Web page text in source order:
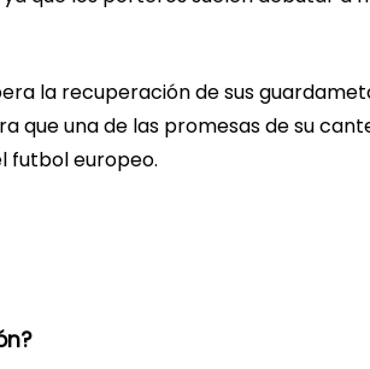
la recuperación de sus
que una de las promesas de su
futbol europeo.